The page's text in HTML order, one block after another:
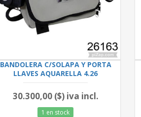
BANDOLERA C/SOLAPA Y PORTA
LLAVES AQUARELLA 4.26
30.300,00 ($) iva incl.
1 en stock